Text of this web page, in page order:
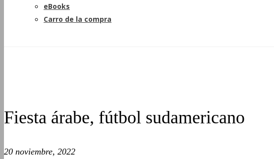
eBooks
Carro de la compra
Fiesta árabe, fútbol sudamericano
20 noviembre, 2022